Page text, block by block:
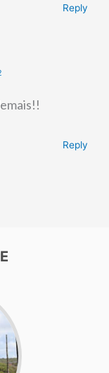
Reply
Reply